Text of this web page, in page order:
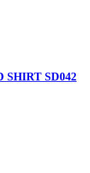
SHIRT SD042